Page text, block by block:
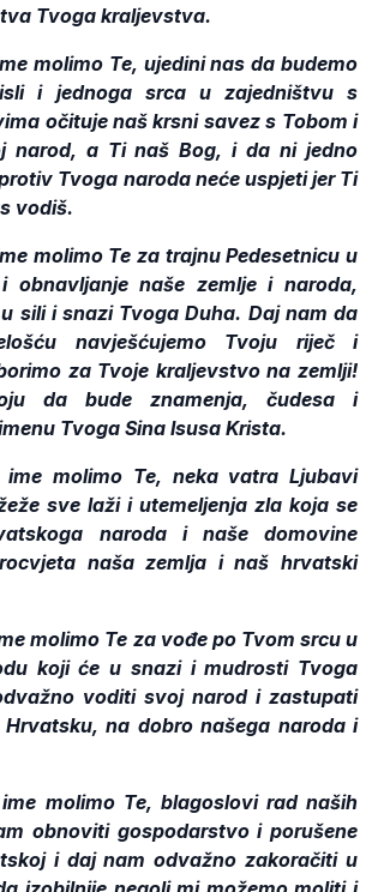
Tvoga kraljevstva.
molimo Te, ujedini nas da budemo
i jednoga srca u zajedništvu s
očituje naš krsni savez s Tobom i
narod, a Ti naš Bog, i da ni jedno
Tvoga naroda neće uspjeti jer Ti
vodiš.
molimo Te za trajnu Pedesetnicu u
obnavljanje naše zemlje i naroda,
sili i snazi Tvoga Duha. Daj nam da
navješćujemo Tvoju riječ i
za Tvoje kraljevstvo na zemlji!
da bude znamenja, čudesa i
Tvoga Sina Isusa Krista.
ime molimo Te, neka vatra Ljubavi
sve laži i utemeljenja zla koja se
naroda i naše domovine
naša zemlja i naš hrvatski
molimo Te za vođe po Tvom srcu u
koji će u snazi i mudrosti Tvoga
voditi svoj narod i zastupati
na dobro našega naroda i
molimo Te, blagoslovi rad naših
obnoviti gospodarstvo i porušene
i daj nam odvažno zakoračiti u